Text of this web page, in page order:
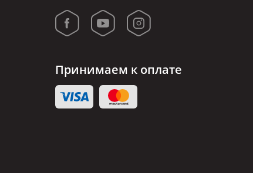
Принимаем к оплате